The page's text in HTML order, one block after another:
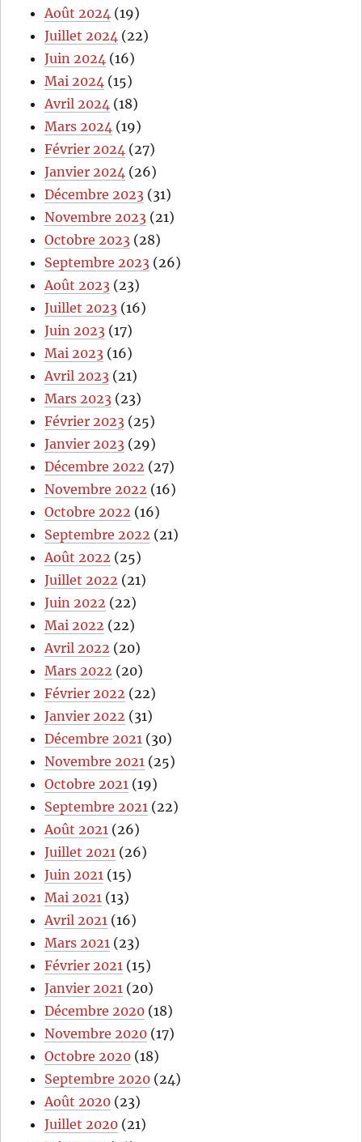
Août 2024 (19)
Juillet 2024 (22)
Juin 2024 (16)
Mai 2024 (15)
Avril 2024 (18)
Mars 2024 (19)
Février 2024 (27)
Janvier 2024 (26)
Décembre 2023 (31)
Novembre 2023 (21)
Octobre 2023 (28)
Septembre 2023 (26)
Août 2023 (23)
Juillet 2023 (16)
Juin 2023 (17)
Mai 2023 (16)
Avril 2023 (21)
Mars 2023 (23)
Février 2023 (25)
Janvier 2023 (29)
Décembre 2022 (27)
Novembre 2022 (16)
Octobre 2022 (16)
Septembre 2022 (21)
Août 2022 (25)
Juillet 2022 (21)
Juin 2022 (22)
Mai 2022 (22)
Avril 2022 (20)
Mars 2022 (20)
Février 2022 (22)
Janvier 2022 (31)
Décembre 2021 (30)
Novembre 2021 (25)
Octobre 2021 (19)
Septembre 2021 (22)
Août 2021 (26)
Juillet 2021 (26)
Juin 2021 (15)
Mai 2021 (13)
Avril 2021 (16)
Mars 2021 (23)
Février 2021 (15)
Janvier 2021 (20)
Décembre 2020 (18)
Novembre 2020 (17)
Octobre 2020 (18)
Septembre 2020 (24)
Août 2020 (23)
Juillet 2020 (21)